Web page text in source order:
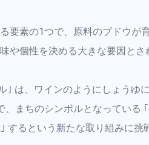
要素の1つで、原料のブドウが
や個性を決める大きな要因とさ
｣ は、ワインのようにしょうゆ
まちのシンボルとなっている
するという新たな取り組みに挑